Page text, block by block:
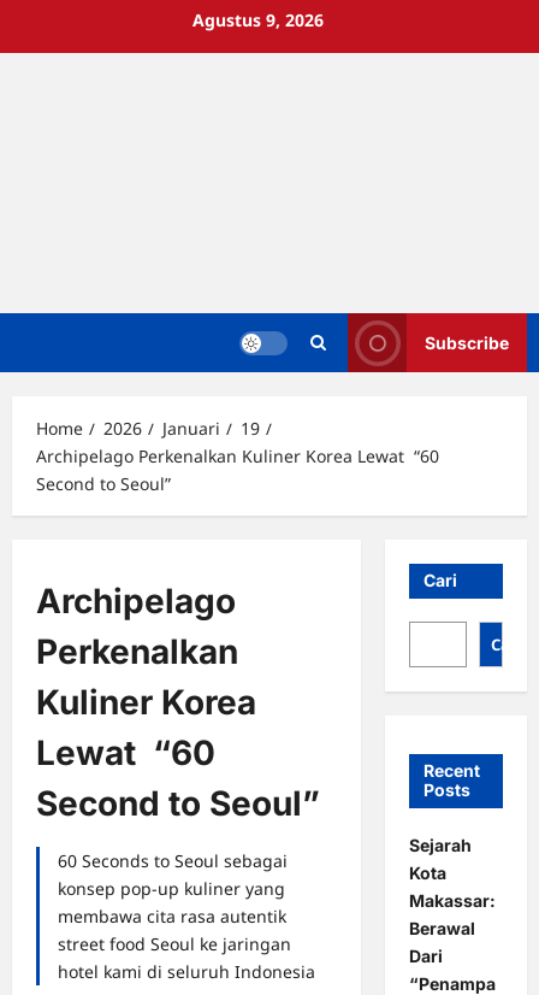
Agustus 9, 2026
Subscribe
Home 2026 Januari
19
Archipelago Perkenalkan Kuliner Korea Lewat “60
Second to Seoul”
Archipelago
Perkenalkan
Kuliner Korea
Lewat “60
Second to Seoul”
60 Seconds to Seoul sebagai
konsep pop-up kuliner yang
membawa cita rasa autentik
street food Seoul ke jaringan
hotel kami di seluruh Indonesia
Cari
Cari
Recent
Posts
Sejarah
Kota
Makassar:
Berawal
Dari
“Penampa